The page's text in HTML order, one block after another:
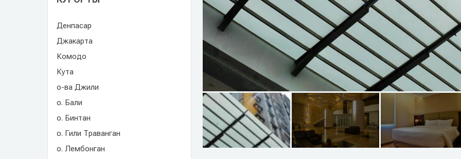
Денпасар
Джакарта
Комодо
Кута
о-ва Джили
о. Бали
о. Бинтан
о. Гили Траванган
о. Лембонган